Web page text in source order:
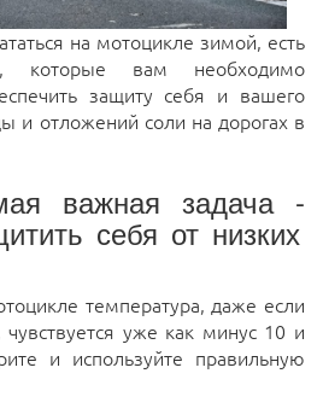
на мотоцикле зимой, есть
которые вам необходимо
защиту себя и вашего
и отложений соли на дорогах в
важная задача -
себя от низких
температура, даже если
уже как минус 10 и
и используйте правильную